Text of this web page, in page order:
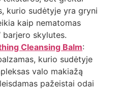
kurio sudėtyje yra gryni
kaip nematomas
barjero skylutes.
Cleansing Balm:
kurio sudėtyje
valo makiažą
pažeistai odai